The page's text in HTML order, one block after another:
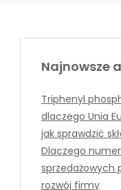
Najnowsze
Triphenyl
dlaczego Unia
jak sprawdzić
Dlaczego
sprzedażowych
rozwój firmy